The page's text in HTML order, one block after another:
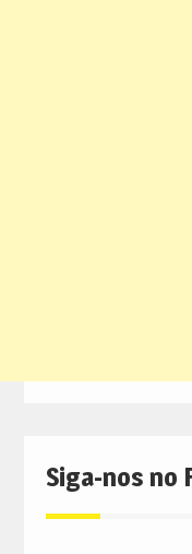
Siga-nos no